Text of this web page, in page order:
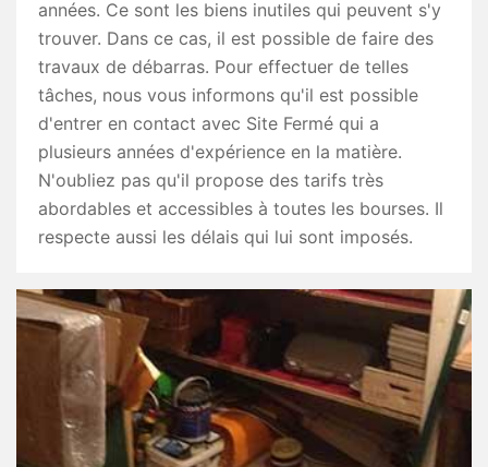
années. Ce sont les biens inutiles qui peuvent s'y
trouver. Dans ce cas, il est possible de faire des
travaux de débarras. Pour effectuer de telles
tâches, nous vous informons qu'il est possible
d'entrer en contact avec Site Fermé qui a
plusieurs années d'expérience en la matière.
N'oubliez pas qu'il propose des tarifs très
abordables et accessibles à toutes les bourses. Il
respecte aussi les délais qui lui sont imposés.